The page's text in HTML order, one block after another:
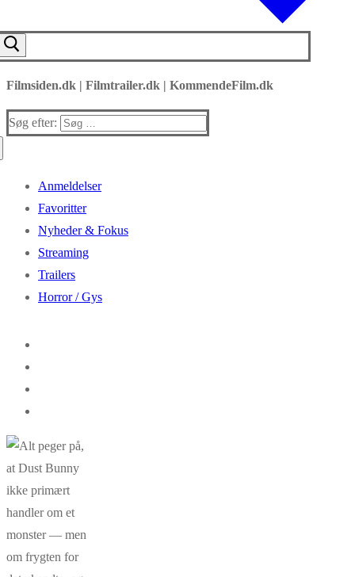
Filmsiden.dk | Filmtrailer.dk | KommendeFilm.dk
Søg efter:
Anmeldelser
Favoritter
Nyheder & Fokus
Streaming
Trailers
Horror / Gys